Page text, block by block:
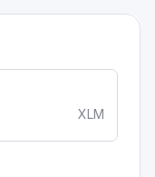
XLM